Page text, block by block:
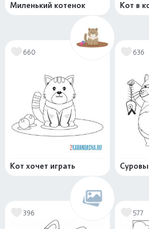
Миленький котенок Кот в
660
Кот хочет играть
636
396 577